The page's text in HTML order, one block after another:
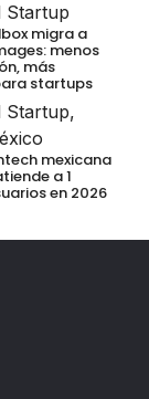
Startup
migra a
menos
más
startups
Startup,
mexicana
a 1
en 2026